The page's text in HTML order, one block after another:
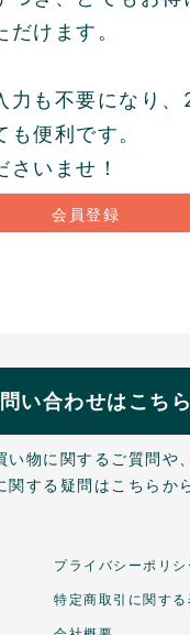
けます。
力も不要になり
便利です。
いませ！
会員登録
い合わせはこちら
い物に関するご質問や、
関する疑問はこちらか
プライバシーポリシ
特定商取引に関する